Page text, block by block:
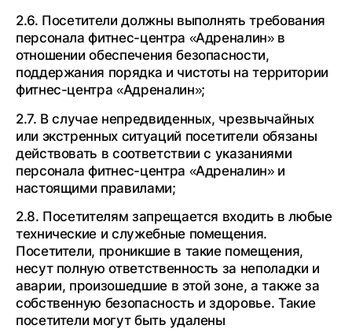
2.6. Посетители должны выполнять требования
персонала фитнес-центра «Адреналин» в
отношении обеспечения безопасности,
поддержания порядка и чистоты на территории
фитнес-центра «Адреналин»;
2.7. В случае непредвиденных, чрезвычайных
или экстренных ситуаций посетители обязаны
действовать в соответствии с указаниями
персонала фитнес-центра «Адреналин» и
настоящими правилами;
2.8. Посетителям запрещается входить в любые
технические и служебные помещения.
Посетители, проникшие в такие помещения,
несут полную ответственность за неполадки и
аварии, произошедшие в этой зоне, а также за
собственную безопасность и здоровье. Такие
посетители могут быть удалены